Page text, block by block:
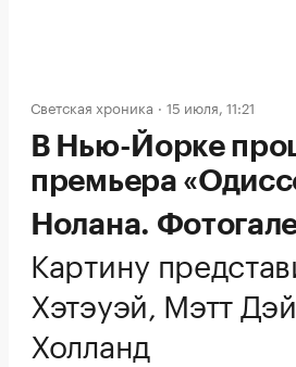
Светская хроника 15 июля, 11:21
В Нью-Йорке
премьера
Нолана.
Картину
Хэтэуэй, Мэтт
Холланд